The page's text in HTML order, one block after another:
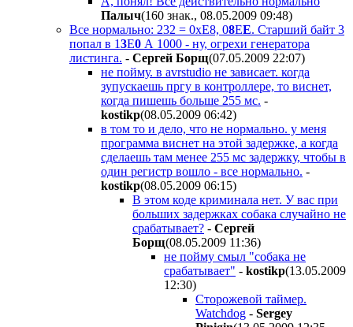
Палыч(160 знак., 08.05.2009 09:48)
Все нормально: 232 = 0xE8, 08EE. Старший байт 3
попал в 13E0 А 1000 - ну, огрехи генератора
листинга. - Сергей Борщ(07.05.2009 22:07)
не пойму. в avrstudio не зависает. когда
зупускаешь пргу в контроллере, то виснет,
когда пишешь больше 255 мс. -
kostikp(08.05.2009 06:42)
в том то и дело, что не нормально. у меня
программа виснет на этой задержке, а когда
сделаешь там менее 255 мс задержку, чтобы в
один регистр вошло - все нормально. -
kostikp(08.05.2009 06:15)
В этом коде криминала нет. У вас при
больших задержках собака случайно не
срабатывает? - Сергей
Борщ(08.05.2009 11:36)
не пойму смыл "собака не
срабатывает" - kostikp(13.05.2009
12:30)
Сторожевой таймер.
Watchdog - Sergey